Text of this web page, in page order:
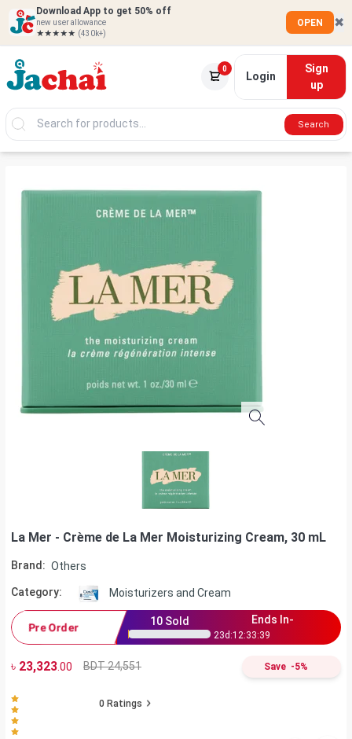
Download App to get 50% off
new user allowance
★★★★★ (430k+)
OPEN ✖
0
Login
Sign
up
Search
La Mer - Crème de La Mer Moisturizing Cream, 30 mL
Brand: Others
Category: Moisturizers and Cream
Pre Order 10Sold Ends In-
23d:12:33:39
৳ 23,323.00 BDT 24,551 Save -5%
0 Ratings